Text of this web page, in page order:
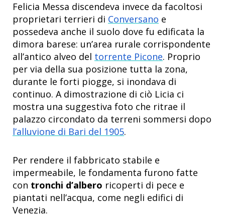
Felicia Messa discendeva invece da facoltosi
proprietari terrieri di Conversano e
possedeva anche il suolo dove fu edificata la
dimora barese: un’area rurale corrispondente
all’antico alveo del torrente Picone. Proprio
per via della sua posizione tutta la zona,
durante le forti piogge, si inondava di
continuo. A dimostrazione di ciò Licia ci
mostra una suggestiva foto che ritrae il
palazzo circondato da terreni sommersi dopo
l’alluvione di Bari del 1905.
Per rendere il fabbricato stabile e
impermeabile, le fondamenta furono fatte
con tronchi d’albero ricoperti di pece e
piantati nell’acqua, come negli edifici di
Venezia.